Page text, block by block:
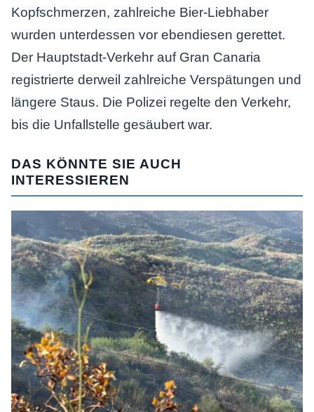
Kopfschmerzen, zahlreiche Bier-Liebhaber
wurden unterdessen vor ebendiesen gerettet.
Der Hauptstadt-Verkehr auf Gran Canaria
registrierte derweil zahlreiche Verspätungen und
längere Staus. Die Polizei regelte den Verkehr,
bis die Unfallstelle gesäubert war.
DAS KÖNNTE SIE AUCH
INTERESSIEREN